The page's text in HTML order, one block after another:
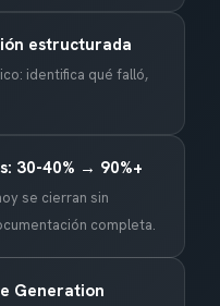
estructurada
identifica qué falló,
30-40% → 90%+
se cierran sin
completa.
Generation